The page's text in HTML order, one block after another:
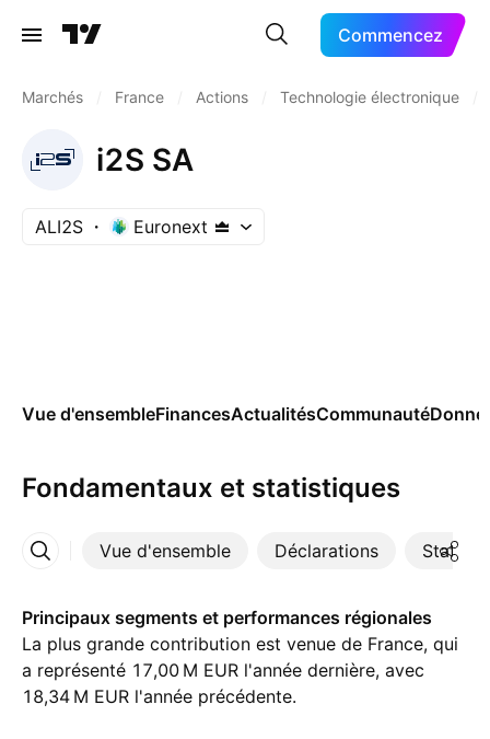
Commencez
Marchés France Actions Technologie électronique
i2S SA
ALI2S Euronext
Vue d'ensembleFinancesActualitésCommunauté
Fondamentaux et statistiques
Vue d'ensemble Déclarations
Plus
Principaux segments et performances régionales
La plus grande contribution est venue de France, qui
a représenté ‪17,00 M‬ EUR l'année dernière, avec
‪18,34 M‬ EUR l'année précédente.